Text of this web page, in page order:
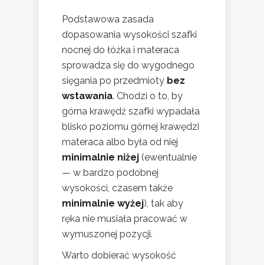
Podstawowa zasada
dopasowania wysokości szafki
nocnej do łóżka i materaca
sprowadza się do wygodnego
sięgania po przedmioty bez
wstawania. Chodzi o to, by
górna krawędź szafki wypadała
blisko poziomu górnej krawędzi
materaca albo była od niej
minimalnie niżej (ewentualnie
— w bardzo podobnej
wysokości, czasem także
minimalnie wyżej), tak aby
ręka nie musiała pracować w
wymuszonej pozycji.
Warto dobierać wysokość